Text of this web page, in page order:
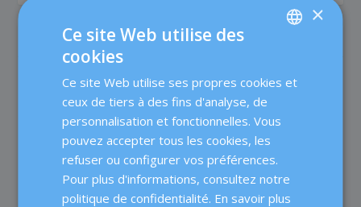
ARTICLES SIMILAIRES
CATALÀ
DEUTSCH
ITALIANO
×
Ce site Web utilise des
cookies
Ce site Web utilise ses propres cookies et
ceux de tiers à des fins d'analyse, de
personnalisation et fonctionnelles. Vous
pouvez accepter tous les cookies, les
refuser ou configurer vos préférences.
Pour plus d'informations, consultez notre
politique de confidentialité. En savoir plus